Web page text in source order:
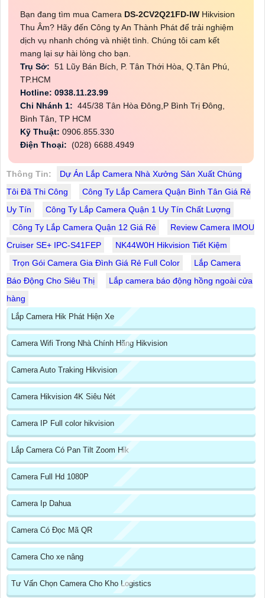
Bạn đang tìm mua Camera DS-2CV2Q21FD-IW Hikvision
Thu Âm? Hãy đến Công ty An Thành Phát để trải nghiệm
dịch vụ nhanh chóng và nhiệt tình. Chúng tôi cam kết
mang lại sự hài lòng cho bạn.
Trụ Sở: 51 Lũy Bán Bích, P. Tân Thới Hòa, Q.Tân Phú,
TP.HCM
Hotline: 0938.11.23.99
Chi Nhánh 1: 445/38 Tân Hòa Đông,P Bình Trị Đông,
Bình Tân, TP HCM
Kỹ Thuật: 0906.855.330
Điện Thoại: (028) 6688.4949
Thông Tin:
Dự Án Lắp Camera Nhà Xưởng Sản Xuất Chúng
Tôi Đã Thi Công
Công Ty Lắp Camera Quận Bình Tân Giá Rẻ
Uy Tín
Công Ty Lắp Camera Quận 1 Uy Tín Chất Lượng
Công Ty Lắp Camera Quận 12 Giá Rẻ
Review Camera IMOU
Cruiser SE+ IPC-S41FEP
NK44W0H Hikvision Tiết Kiệm
Trọn Gói Camera Gia Đình Giá Rẻ Full Color
Lắp Camera
Báo Động Cho Siêu Thị
Lắp camera báo động hồng ngoài cửa
hàng
Lắp Camera Hik Phát Hiện Xe
Camera Wifi Trong Nhà Chính Hãng Hikvision
Camera Auto Traking Hikvision
Camera Hikvision 4K Siêu Nét
Camera IP Full color hikvision
Lắp Camera Có Pan Tilt Zoom Hik
Camera Full Hd 1080P
Camera Ip Dahua
Camera Có Đọc Mã QR
Camera Cho xe nâng
Tư Vấn Chọn Camera Cho Kho Logistics